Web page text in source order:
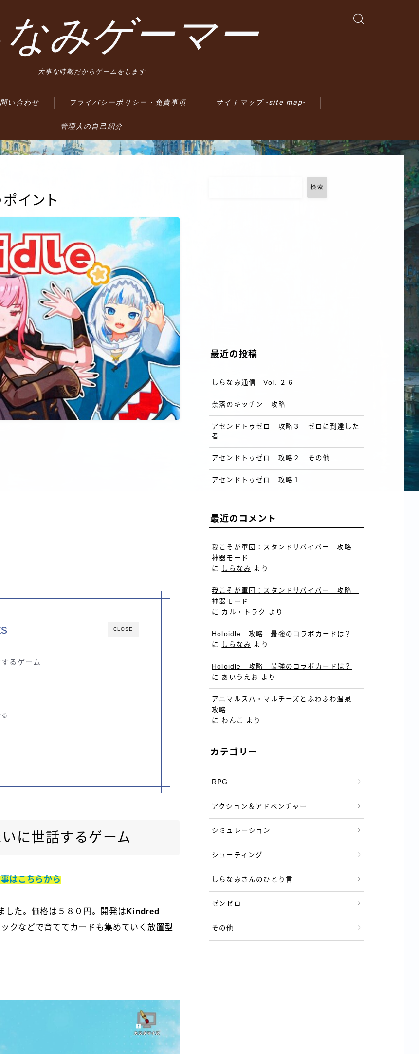
なみゲーマー
大事な時期だからゲームをします
い合わせ プライバシーポリシー・免責事項 サイトマップ -site map-
管理人の自己紹介
イント
CLOSE
るゲーム
に世話するゲーム
はこちらから
した。価格は５８０円。開発はKindred
クなどで育ててカードも集めていく放置型
検索
最近の投稿
しらなみ通信 Vol. ２６
奈落のキッチン 攻略
アセンドトゥゼロ 攻略３ ゼロに到達した
者
アセンドトゥゼロ 攻略２ その他
アセンドトゥゼロ 攻略１
最近のコメント
我こそが軍団：スタンドサバイバー 攻略
神器モード
に
しらなみ より
我こそが軍団：スタンドサバイバー 攻略
神器モード
に カル・トラク より
Holoidle 攻略 最強のコラボカードは？
に
しらなみ より
Holoidle 攻略 最強のコラボカードは？
に あいうえお より
アニマルスパ・マルチーズとふわふわ温泉
攻略
にわんこ より
カテゴリー
RPG
アクション＆アドベンチャー
シミュレーション
シューティング
しらなみさんのひとり言
ゼンゼロ
その他